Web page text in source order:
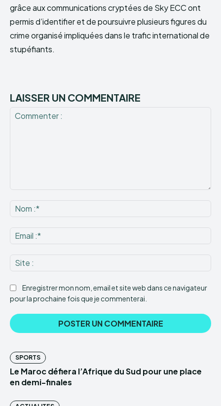
grâce aux communications cryptées de Sky ECC ont
permis d’identifier et de poursuivre plusieurs figures du
crime organisé impliquées dans le trafic international de
stupéfiants.
LAISSER UN COMMENTAIRE
:*
:*
:
Enregistrer mon nom, email et site web dans ce navigateur
pour la prochaine fois que je commenterai.
SPORTS
Le Maroc défiera l’Afrique du Sud pour une place
en demi-finales